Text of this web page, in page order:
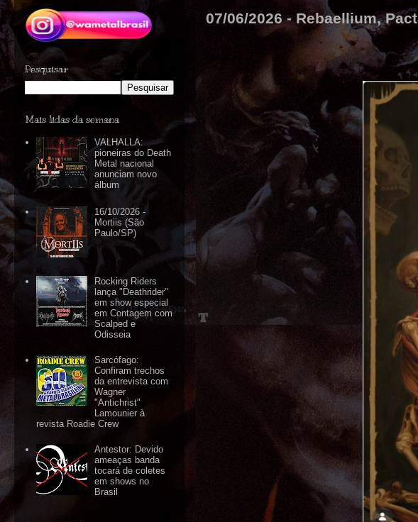
07/06/2026 - Rebaellium,
Pesquisar
Mais lidas da semana
VALHALLA:
pioneiras do Death
Metal nacional
anunciam novo
álbum
16/10/2026 -
Mortiis (São
Paulo/SP)
Rocking Riders
lança "Deathrider"
em show especial
em Contagem com
Scalped e
Odisseia
Sarcófago:
Confiram trechos
da entrevista com
Wagner
"Antichrist"
Lamounier à
revista Roadie Crew
Antestor: Devido
ameaças banda
tocará de coletes
em shows no
Brasil